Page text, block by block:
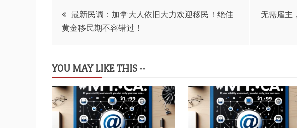
文
章
导
航
最新民调：加拿大人依旧大力欢迎移民！绝佳
黄金移民期不容错过！
无需雇主
YOU MAY LIKE THIS --